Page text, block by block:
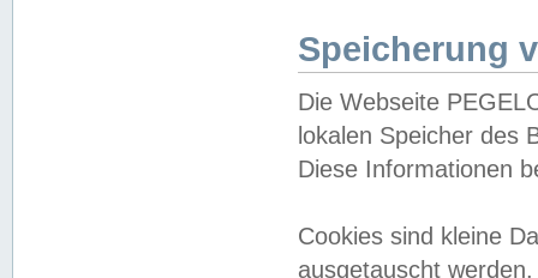
Speicherung
Die Webseite
lokalen Speicher des
Diese Informationen
Cookies sind kleine
ausgetauscht